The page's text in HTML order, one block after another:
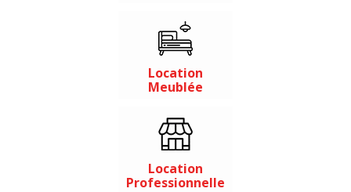
Location
Meublée
Location
Professionnelle